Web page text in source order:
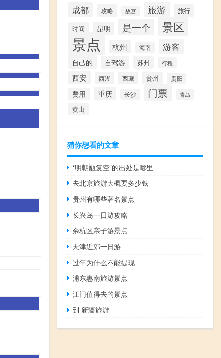
成都 攻略 故宫 旅游
旅行
时间
昆明 是一个 景区
景点 杭州 海南 游客
自己的 自驾游 苏州 行程
西安 西湖 西藏 贵州 贵阳
费用 重庆 长沙 门票 青岛
黄山
猜你想看的文章
“明朝甑复空”的出处是哪里
去北京旅游大概要多少钱
贵州有哪些著名景点
长兴岛一日游攻略
余杭区亲子游景点
天津近郊一日游
过年为什么不能提现
浦东惠南旅游景点
江门值得去的景点
到 新疆旅游